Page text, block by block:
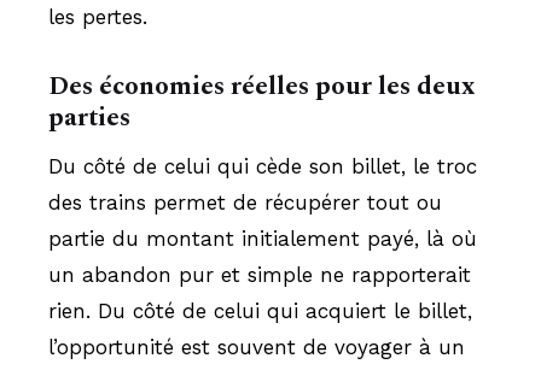
les pertes.
Des économies réelles pour les deux
parties
Du côté de celui qui cède son billet, le troc
des trains permet de récupérer tout ou
partie du montant initialement payé, là où
un abandon pur et simple ne rapporterait
rien. Du côté de celui qui acquiert le billet,
l’opportunité est souvent de voyager à un